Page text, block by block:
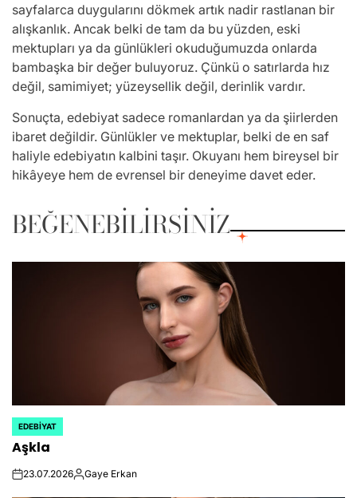
sayfalarca duygularını dökmek artık nadir rastlanan bir
alışkanlık. Ancak belki de tam da bu yüzden, eski
mektupları ya da günlükleri okuduğumuzda onlarda
bambaşka bir değer buluyoruz. Çünkü o satırlarda hız
değil, samimiyet; yüzeysellik değil, derinlik vardır.
Sonuçta, edebiyat sadece romanlardan ya da şiirlerden
ibaret değildir. Günlükler ve mektuplar, belki de en saf
haliyle edebiyatın kalbini taşır. Okuyanı hem bireysel bir
hikâyeye hem de evrensel bir deneyime davet eder.
BEĞENEBILIRSINIZ
POSTED
IN
EDEBIYAT
Aşkla
on23.07.2026Posted
Gaye Erkan